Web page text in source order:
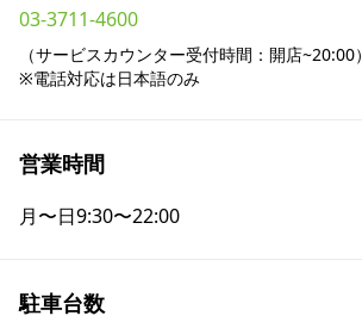
03-3711-4600
（サービスカウンター受付時間：開店~20:00）
※電話対応は日本語のみ
営業時間
月〜日9:30〜22:00
駐車台数